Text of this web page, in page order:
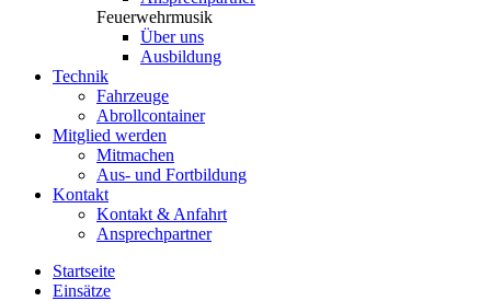
Feuerwehrmusik
Über uns
Ausbildung
Technik
Fahrzeuge
Abrollcontainer
Mitglied werden
Mitmachen
Aus- und Fortbildung
Kontakt
Kontakt & Anfahrt
Ansprechpartner
Startseite
Einsätze